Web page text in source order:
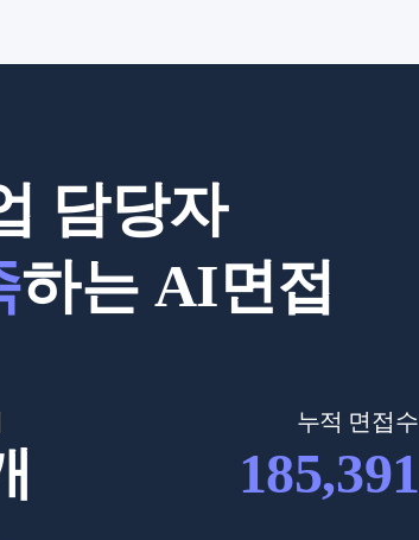
담당자
하는 AI면접
누적 면접수
185,391